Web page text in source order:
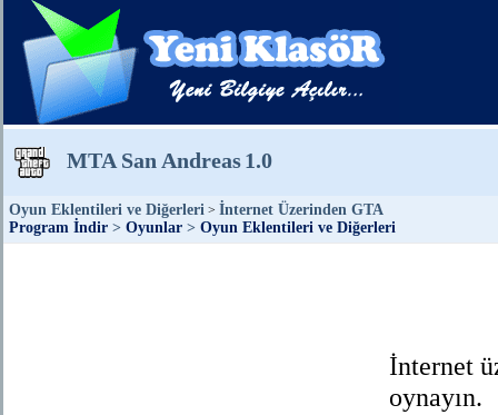
MTA San Andreas1.0
Oyun Eklentileri ve Diğerleri > İnternet Üzerinden GTA
Program İndir > Oyunlar > Oyun Eklentileri ve Diğerleri
İnternet
oynayın.